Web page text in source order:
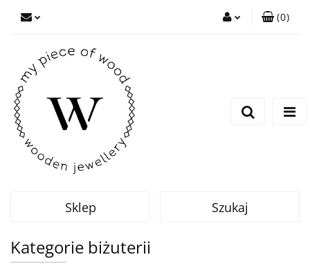
(0)
Sklep Szukaj
Kategorie biżuterii